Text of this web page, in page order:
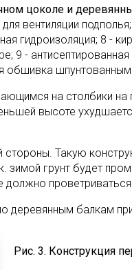
цоколе и
вентиляции
гидроизоляция; 8 -
9 -
обшивка
на столбики на
высоте
стороны. Такую
зимой грунт будет
проветриваться
деревянным балкам
Рис. 3. Конструкция